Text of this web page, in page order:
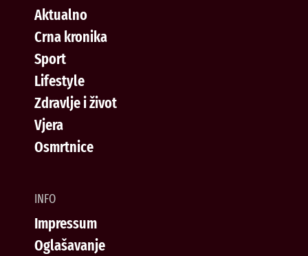
Aktualno
Crna kronika
Sport
Lifestyle
Zdravlje i život
Vjera
Osmrtnice
INFO
Impressum
Oglašavanje